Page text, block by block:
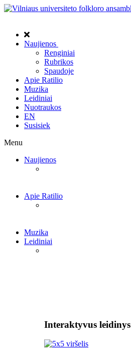
Naujienos
Renginiai
Rubrikos
Spaudoje
Apie Ratilio
Muzika
Leidiniai
Nuotraukos
EN
Susisiek
Menu
Naujienos
Apie Ratilio
Muzika
Leidiniai
Interaktyvus leidinys